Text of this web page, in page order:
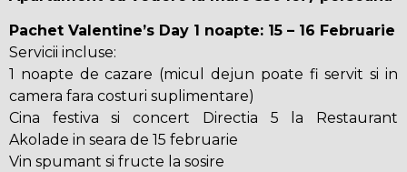
Pachet Valentine’s Day 1 noapte: 15 – 16 Februarie
Servicii incluse:
1 noapte de cazare (micul dejun poate fi servit si in
camera fara costuri suplimentare)
Cina festiva si concert Directia 5 la Restaurant
Akolade in seara de 15 februarie
Vin spumant si fructe la sosire